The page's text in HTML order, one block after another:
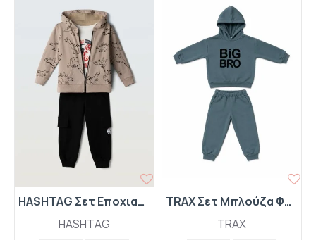
HASHTAG
HASHTAG Σετ Εποχιακό 3 Τεμαχίων Ζακέτα με Κουκούλα-Μπλούζα-Παντελόνι Φόρμας "Dino" 267810 Ανοιχτό Καφέ
TRAX
TRAX Σετ Μπλούζα Φούτερ με Κουκούλα και Παντελόνι Φόρμας "Big Bro" 50929 Pacific